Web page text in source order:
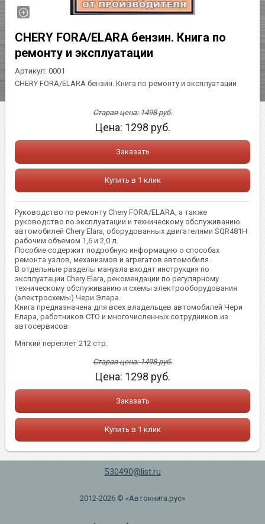
CHERY FORA/ELARA бензин. Книга по
ремонту и эксплуатации
Артикул:0001
CHERY FORA/ELARA бензин. Книга по ремонту и эксплуатации
Старая цена:1498руб.
Цена: 1298 руб.
Заказать
Купить в 1 клик
Руководство по ремонту Chery FORA/ELARA, а также
руководство по эксплуатации и техническому обслуживанию
автомобилей Chery Elara, оборудованных двигателями SQR481H
рабочим объемом 1,6 и 2,0 л.
Пособие содержит подробную информацию о способах
ремонта узлов, механизмов и агрегатов автомобиля.
В отдельные разделы мануала входят инструкция по
эксплуатации Chery Elara, рекомендации по регулярному
техническому обслуживанию и схемы электрооборудования
(электросхемы) Чери Элара.
Книга предназначена для всех владельцев автомобилей Чери
Елара, работников СТО и многочисленных сотрудников из
автосервисов.
Мягкий переплет 212 стр.
Старая цена:1498руб.
Цена: 1298 руб.
Заказать
Купить в 1 клик
530490@list.ru
2012-2026 © «Автокнига.рус»